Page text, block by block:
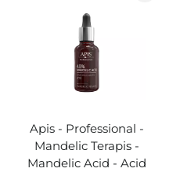
Apis - Professional -
Mandelic Terapis -
Mandelic Acid - Acid